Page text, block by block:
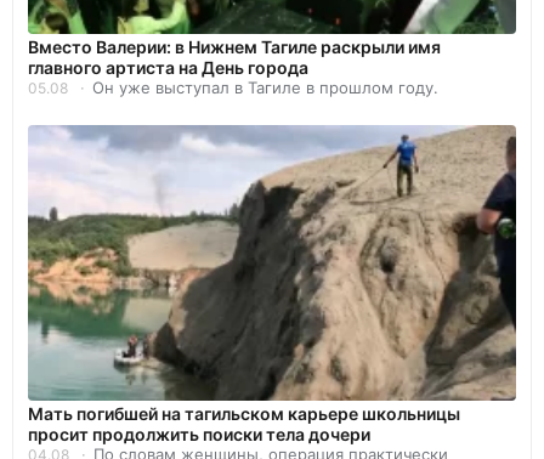
Вместо Валерии: в Нижнем Тагиле раскрыли имя
главного артиста на День города
05.08 Он уже выступал в Тагиле в прошлом году.
Мать погибшей на тагильском карьере школьницы
просит продолжить поиски тела дочери
04.08
По словам женщины, операция практически